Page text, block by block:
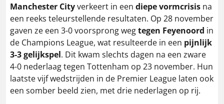
Manchester Cityverkeert in een diepe vormcrisis na
een reeks teleurstellende resultaten. Op 28 november
gaven ze een 3-0 voorsprong wegtegen Feyenoord in
de Champions League, wat resulteerde in een pijnlijk
3-3 gelijkspel. Dit kwam slechts dagen na een zware
4-0 nederlaag tegen Tottenham op 23 november. Hun
laatste vijf wedstrijden in de Premier League laten ook
een somber beeld zien, met drie nederlagen op rij.